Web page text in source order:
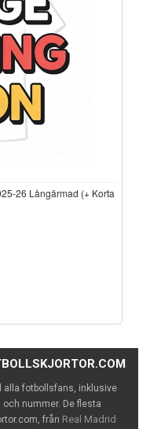
26 Långärmad (+ Korta
alla fotbollsfans, inklusive
nummer. De flesta
från Real Madrid